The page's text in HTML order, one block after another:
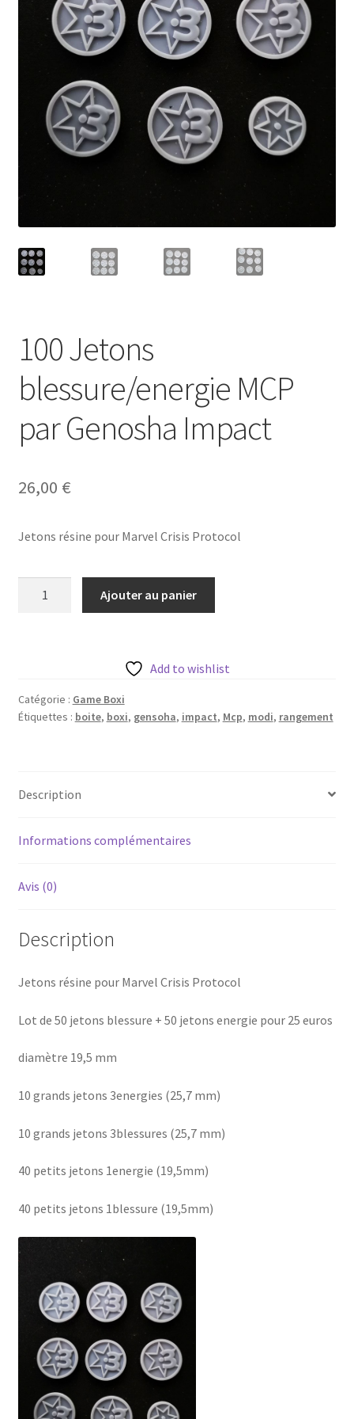
100 Jetons
blessure/energie MCP
par Genosha Impact
26,00 €
Jetons résine pour Marvel Crisis Protocol
par
Genosha
Ajouter au panier
Add to wishlist
Catégorie : Game Boxi
Étiquettes : boite, boxi, gensoha, impact, Mcp, modi, rangement
Description
Informations complémentaires
Avis (0)
Description
Jetons résine pour Marvel Crisis Protocol
Lot de 50 jetons blessure + 50 jetons energie pour 25 euros
diamètre 19,5 mm
10 grands jetons 3energies (25,7 mm)
10 grands jetons 3blessures (25,7 mm)
40 petits jetons 1energie (19,5mm)
40 petits jetons 1blessure (19,5mm)